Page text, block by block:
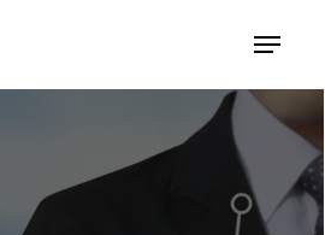
Menu
Menu